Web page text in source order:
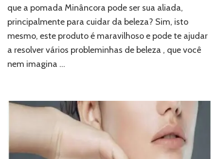
que a pomada Minâncora pode ser sua aliada,
principalmente para cuidar da beleza? Sim, isto
mesmo, este produto é maravilhoso e pode te ajudar
a resolver vários probleminhas de beleza , que você
nem imagina …